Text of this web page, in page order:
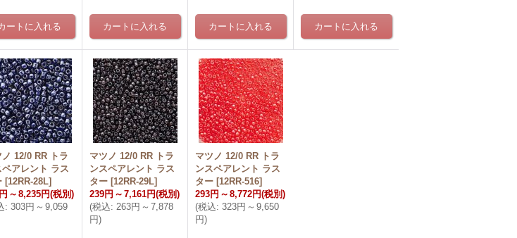
ノ 12/0 RR トラ
ペアレント ラス
[12RR-28L]
～ 8,235円(税別)
: 303円 ～ 9,059
マツノ 12/0 RR トラ
ンスペアレント ラス
ター [12RR-29L]
239円 ～ 7,161円(税別)
(税込: 263円 ～ 7,878
円)
マツノ 12/0 RR トラ
ンスペアレント ラス
ター [12RR-516]
293円 ～ 8,772円(税別)
(税込: 323円 ～ 9,650
円)